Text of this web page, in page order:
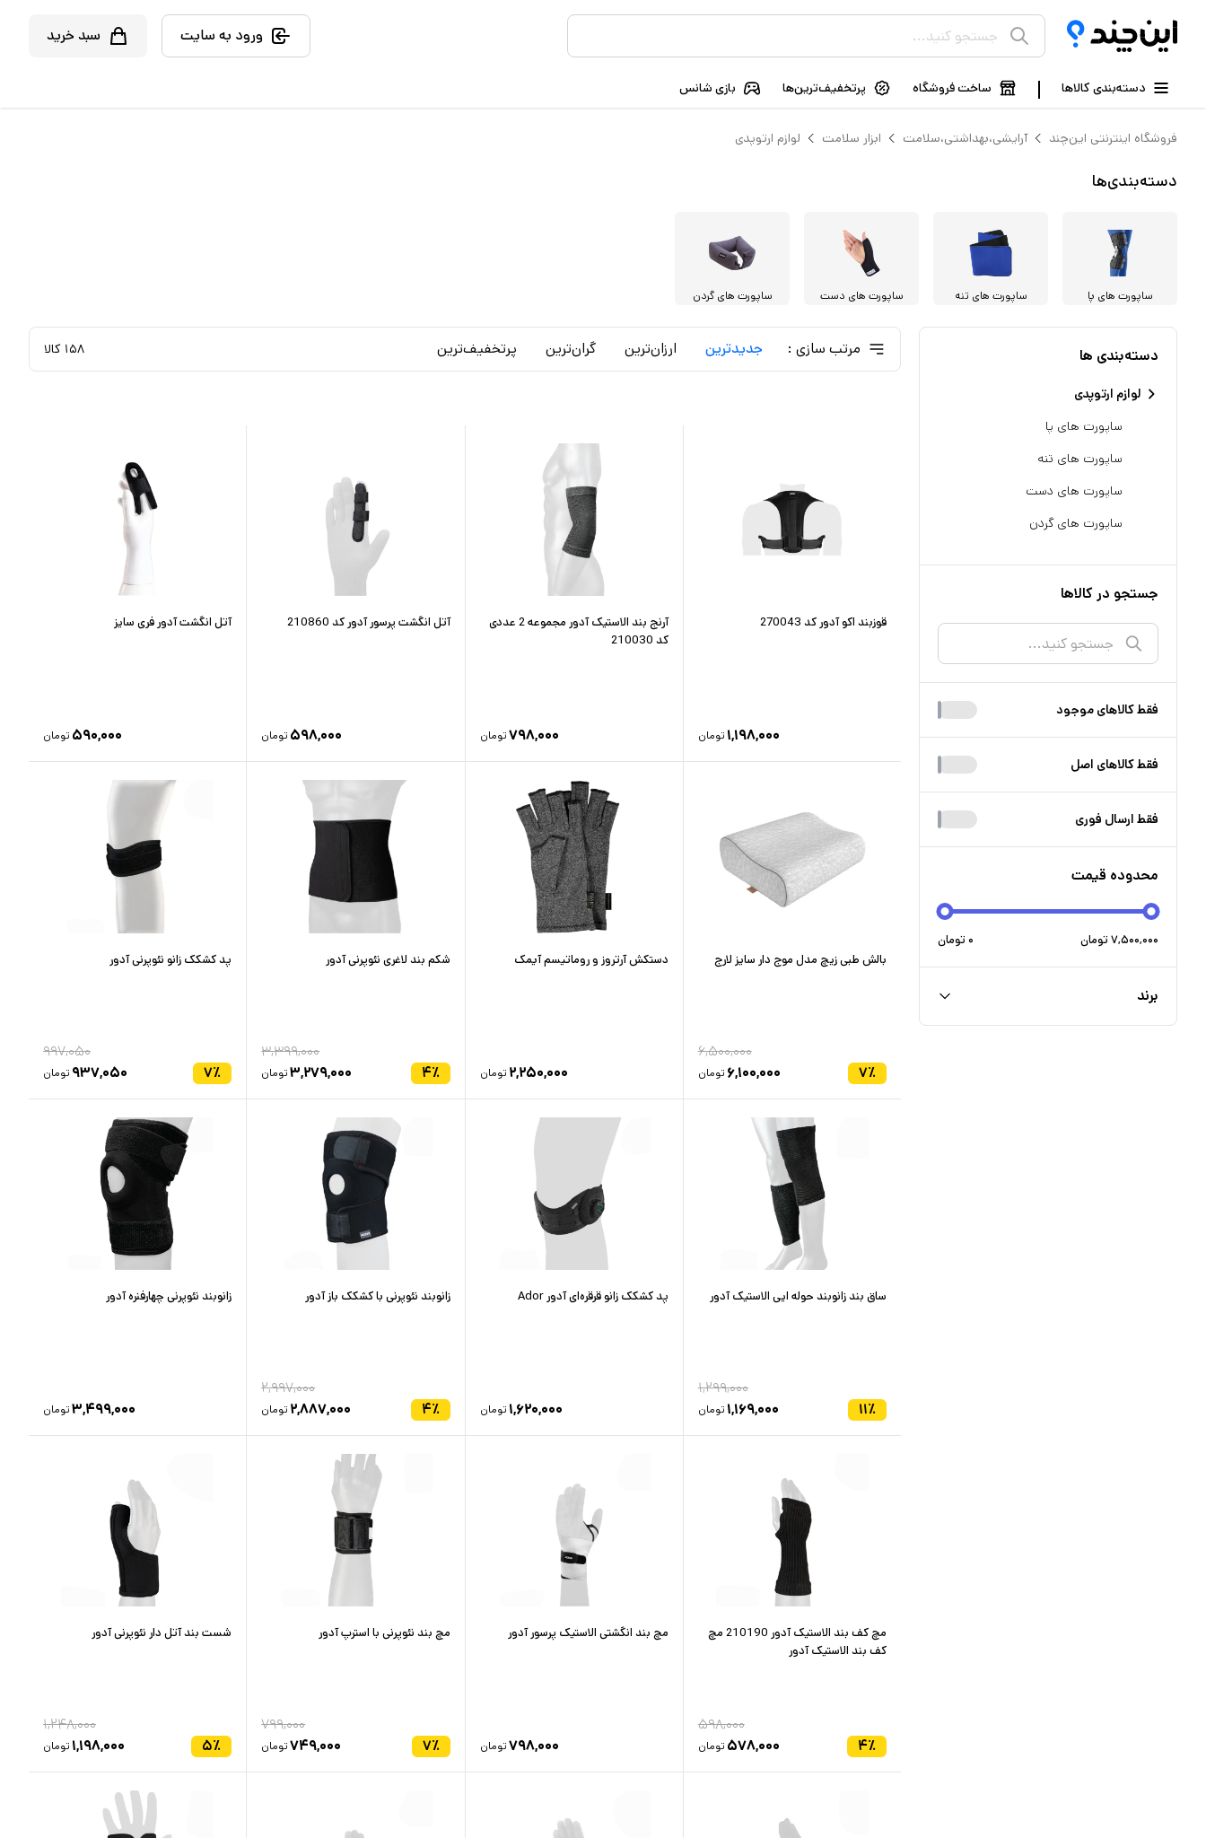
ورود به سایت سبد خرید
دسته‌بندی کالاها ساخت فروشگاه پرتخفیف‌ترین‌ها بازی شانس
فروشگاه اینترنتی این‌چند آرایشی،بهداشتی،سلامت ابزار سلامت لوازم ارتوپدی
دسته‌بندی‌ها
ساپورت های پا ساپورت های تنه ساپورت های دست ساپورت های گردن
دسته‌بندی ها
لوازم ارتوپدی
ساپورت های پا
ساپورت های تنه
ساپورت های دست
ساپورت های گردن
جستجو در کالاها
فقط کالا‌های موجود
فقط کالا‌های اصل
فقط ارسال فوری
محدوده قیمت
۷,۵۰۰,۰۰۰ تومان ۰ تومان
برند
مرتب سازی : جدید‌ترین ارزان‌ترین گران‌ترین پرتخفیف‌ترین ۱۵۸ کالا
قوزبند اکو آدور کد 270043
۱,۱۹۸,۰۰۰ تومان
آرنج بند الاستیک آدور مجموعه 2 عددی
کد 210030
۷۹۸,۰۰۰تومان
آتل انگشت پرسور آدور کد 210860
۵۹۸,۰۰۰ تومان
آتل انگشت آدور فری سایز
۵۹۰,۰۰۰ تومان
بالش طبی زیچ مدل موج دار سایز لارج
۷٪
۶,۵۰۰,۰۰۰
۶,۱۰۰,۰۰۰ تومان
دستکش آرتروز و روماتیسم آیمک
۲,۲۵۰,۰۰۰ تومان
شکم بند لاغری نئوپرنی آدور
۴٪
۳,۳۹۹,۰۰۰
۳,۲۷۹,۰۰۰تومان
پد کشکک زانو نئوپرنی آدور
۷٪
۹۹۷,۰۵۰
۹۳۷,۰۵۰ تومان
ساق بند زانوبند حوله ایی الاستیک آدور
۱۱٪
۱,۲۹۹,۰۰۰
۱,۱۶۹,۰۰۰ تومان
پد کشکک زانو قرقره‌ای آدور Ador
۱,۶۲۰,۰۰۰ تومان
زانوبند نئوپرنی با کشکک باز آدور
۴٪
۲,۹۹۷,۰۰۰
۲,۸۸۷,۰۰۰ تومان
زانوبند نئوپرنی چهارفنره آدور
۳,۴۹۹,۰۰۰تومان
مچ کف بند الاستیک آدور 210190 مچ
کف بند الاستیک آدور
۴٪
۵۹۸,۰۰۰
۵۷۸,۰۰۰ تومان
مچ بند انگشتی الاستیک پرسور آدور
۷۹۸,۰۰۰تومان
مچ بند نئوپرنی با استرپ آدور
۷٪
۷۹۹,۰۰۰
۷۴۹,۰۰۰تومان
شست بند آتل دار نئوپرنی آدور
۵٪
۱,۲۴۸,۰۰۰
۱,۱۹۸,۰۰۰ تومان